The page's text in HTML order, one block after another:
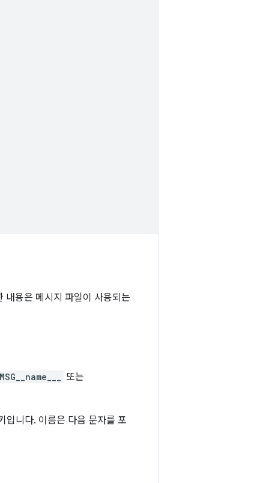
내용은 메시지 파일이 사용되는
또는
입니다. 이름은 다음 문자를 포